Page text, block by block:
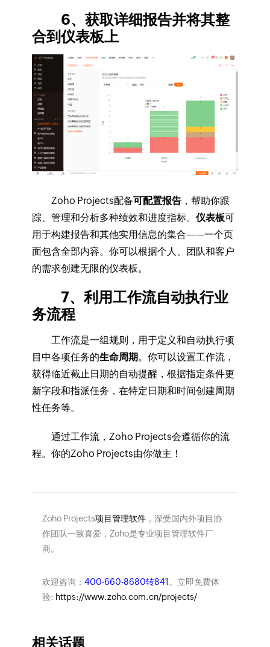
6、获取详细报告并将其整
合到仪表板上
Zoho Projects配备可配置报告，帮助你跟
踪、管理和分析多种绩效和进度指标。 仪表板可
用于构建报告和其他实用信息的集合——一个页
面包含全部内容。你可以根据个人、团队和客户
的需求创建无限的仪表板。
7、利用工作流自动执行业
务流程
工作流是一组规则，用于定义和自动执行项
目中各项任务的生命周期。你可以设置工作流，
获得临近截止日期的自动提醒，根据指定条件更
新字段和指派任务，在特定日期和时间创建周期
性任务等。
通过工作流，Zoho Projects会遵循你的流
程。你的Zoho Projects由你做主！
Zoho Projects项目管理软件，深受国内外项目协
作团队一致喜爱，Zoho是专业项目管理软件厂
商。
欢迎咨询： 400-660-8680转841 。立即免费体
验: https://www.zoho.com.cn/projects/
相关话题